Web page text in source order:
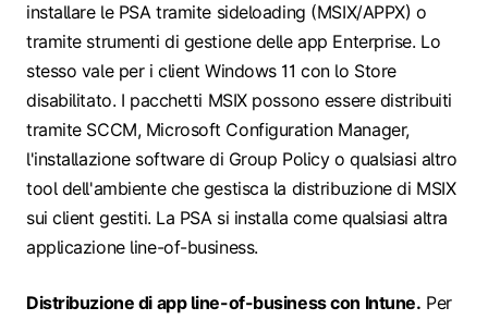
installare le PSA tramite sideloading (MSIX/APPX) o
tramite strumenti di gestione delle app Enterprise. Lo
stesso vale per i client Windows 11 con lo Store
disabilitato. I pacchetti MSIX possono essere distribuiti
tramite SCCM, Microsoft Configuration Manager,
l'installazione software di Group Policy o qualsiasi altro
tool dell'ambiente che gestisca la distribuzione di MSIX
sui client gestiti. La PSA si installa come qualsiasi altra
applicazione line-of-business.
Distribuzione di app line-of-business con Intune. Per